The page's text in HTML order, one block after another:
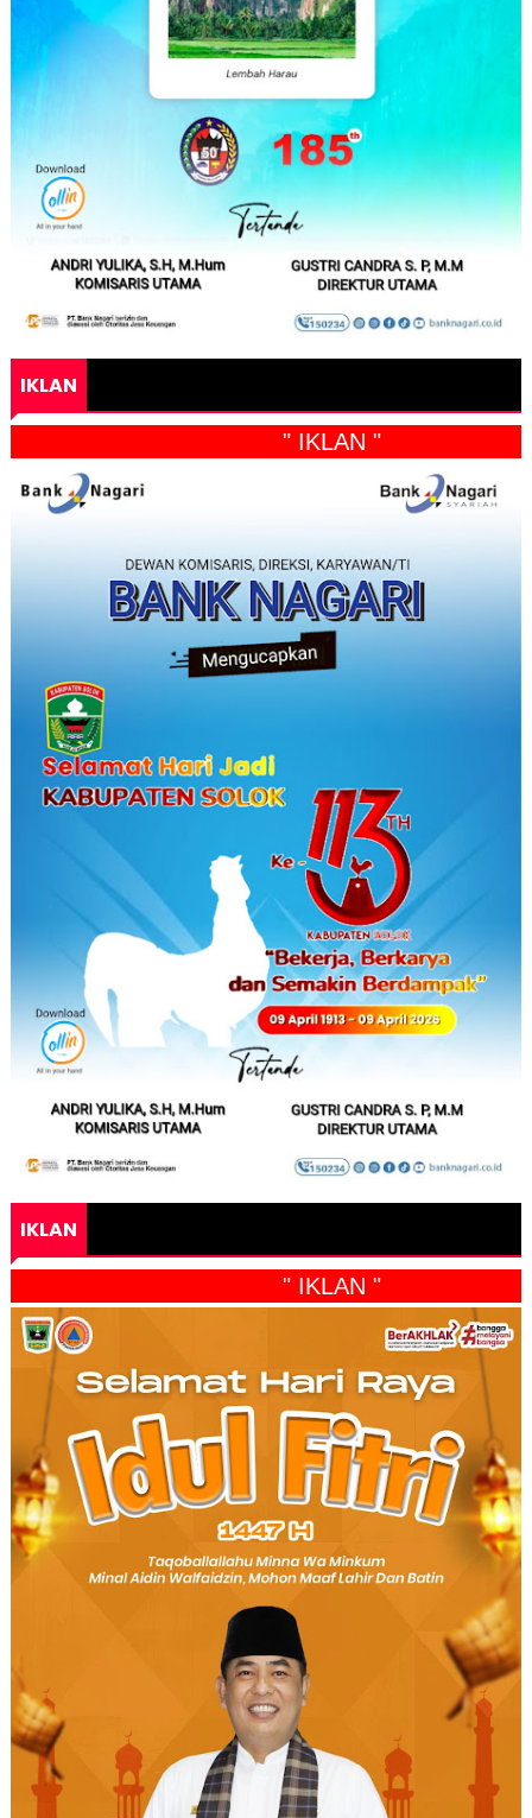
IKLAN
" IKLAN "
IKLAN
" IKLAN "